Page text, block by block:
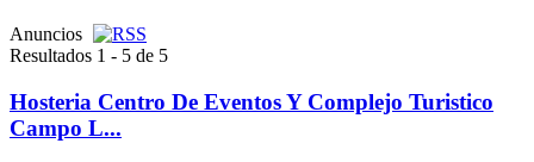
Anuncios
Resultados 1 - 5 de 5
Hosteria Centro De Eventos Y Complejo Turistico
Campo L...